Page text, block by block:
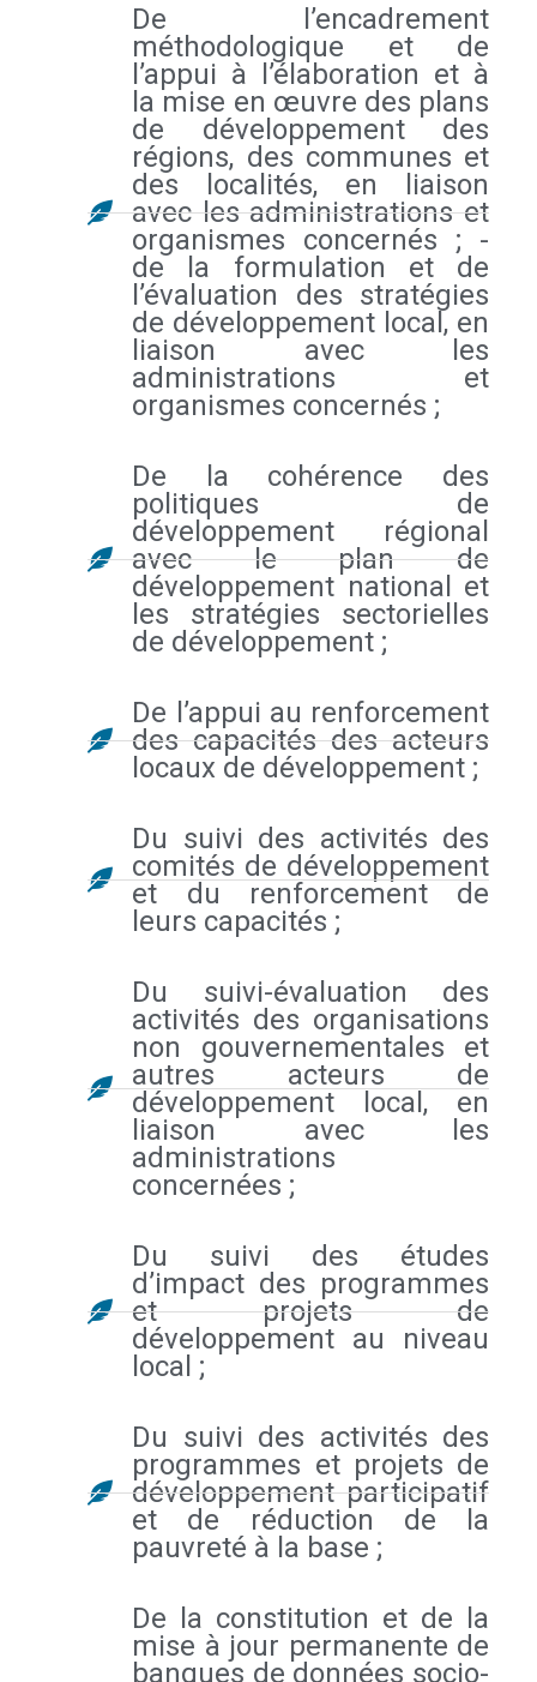
De l’encadrement
méthodologique et de
l’appui à l’élaboration et à
la mise en œuvre des plans
de développement des
régions, des communes et
des localités, en liaison
avec les administrations et
organismes concernés ; -
de la formulation et de
l’évaluation des stratégies
de développement local, en
liaison avec les
administrations et
organismes concernés ;
De la cohérence des
politiques de
développement régional
avec le plan de
développement national et
les stratégies sectorielles
de développement ;
De l’appui au renforcement
des capacités des acteurs
locaux de développement ;
Du suivi des activités des
comités de développement
et du renforcement de
leurs capacités ;
Du suivi-évaluation des
activités des organisations
non gouvernementales et
autres acteurs de
développement local, en
liaison avec les
administrations
concernées ;
Du suivi des études
d’impact des programmes
et projets de
développement au niveau
local ;
Du suivi des activités des
programmes et projets de
développement participatif
et de réduction de la
pauvreté à la base ;
De la constitution et de la
mise à jour permanente de
banques de données socio-